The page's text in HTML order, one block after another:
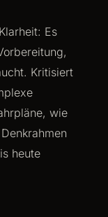
Es
Kritisiert
wie
heute